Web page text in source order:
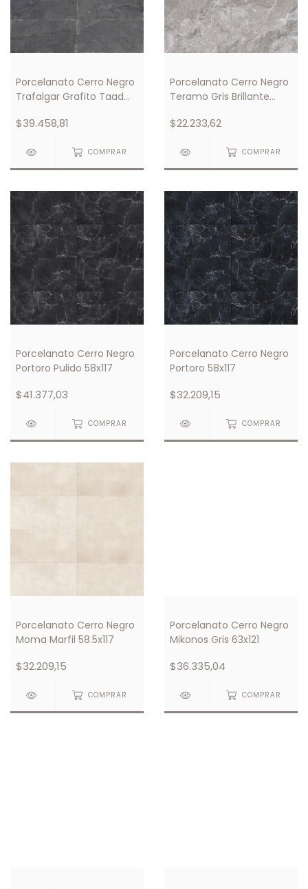
Porcelanato Cerro Negro
Trafalgar Grafito Taad
$39.458,81
COMPRAR
Porcelanato Cerro Negro
Teramo Gris Brillante
$22.233,62
COMPRAR
Porcelanato Cerro Negro
Portoro Pulido 58x117
$41.377,03
COMPRAR
Porcelanato Cerro Negro
Portoro 58x117
$32.209,15
COMPRAR
Porcelanato Cerro Negro
Moma Marfil 58.5x117
$32.209,15
COMPRAR
Porcelanato Cerro Negro
Mikonos Gris 63x121
$36.335,04
COMPRAR